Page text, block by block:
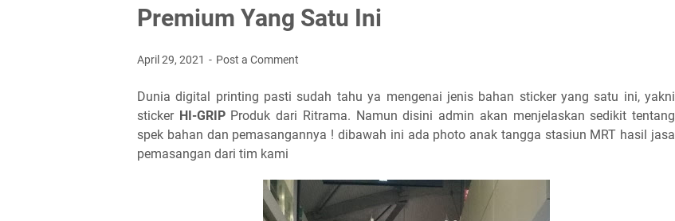
Premium Yang Satu Ini
April 29, 2021 Post a Comment
Dunia digital printing pasti sudah tahu ya mengenai jenis bahan sticker yang satu ini, yakni
sticker HI-GRIPProduk dari Ritrama. Namun disini admin akan menjelaskan sedikit tentang
spek bahan dan pemasangannya ! dibawah ini ada photo anak tangga stasiun MRT hasil jasa
pemasangan dari tim kami